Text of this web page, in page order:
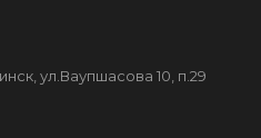
ул.Ваупшасова 10, п.29